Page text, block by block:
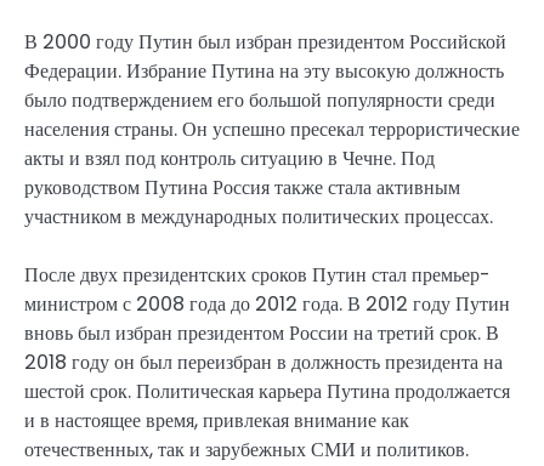
В 2000 году Путин был избран президентом Российской
Федерации. Избрание Путина на эту высокую должность
было подтверждением его большой популярности среди
населения страны. Он успешно пресекал террористические
акты и взял под контроль ситуацию в Чечне. Под
руководством Путина Россия также стала активным
участником в международных политических процессах.
После двух президентских сроков Путин стал премьер-
министром с 2008 года до 2012 года. В 2012 году Путин
вновь был избран президентом России на третий срок. В
2018 году он был переизбран в должность президента на
шестой срок. Политическая карьера Путина продолжается
и в настоящее время, привлекая внимание как
отечественных, так и зарубежных СМИ и политиков.